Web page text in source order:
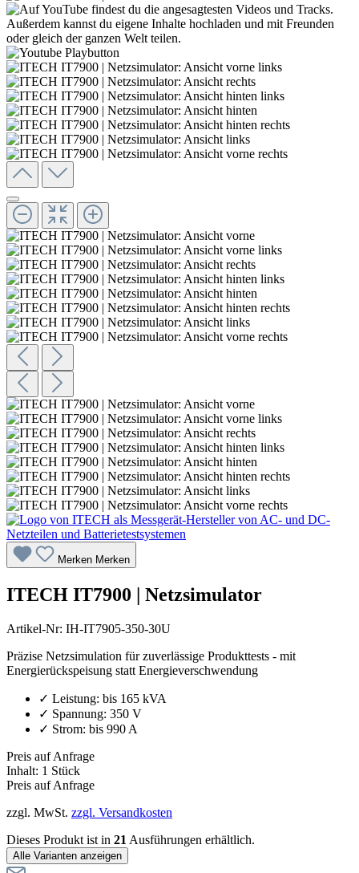
Merken Merken
ITECH IT7900 | Netzsimulator
Artikel-Nr: IH-IT7905-350-30U
Präzise Netzsimulation für zuverlässige Produkttests - mit
Energierückspeisung statt Energieverschwendung
✓ Leistung: bis 165 kVA
✓ Spannung: 350 V
✓ Strom: bis 990 A
Preis auf Anfrage
Inhalt: 1 Stück
Preis auf Anfrage
zzgl. MwSt. zzgl. Versandkosten
Dieses Produkt ist in 21 Ausführungen erhältlich.
Alle Varianten anzeigen